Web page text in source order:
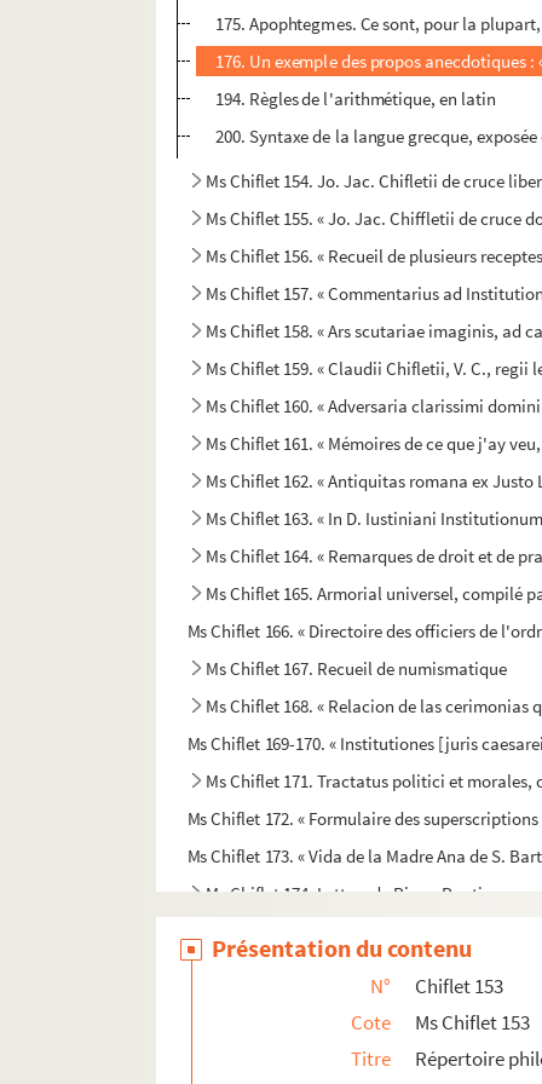
175. Apophtegmes. Ce sont, pour la
176. Un exemple des propos anecdotiques
194. Règles de l'arithmétique, en latin
200. Syntaxe de la langue grecque,
Ms Chiflet 154. Jo. Jac. Chifletii de cruce
Ms Chiflet 155. « Jo. Jac. Chiffletii de cruce
Ms Chiflet 156. « Recueil de plusieurs
Ms Chiflet 157. « Commentarius ad
Ms Chiflet 158. « Ars scutariae imaginis, ad
Ms Chiflet 159. « Claudii Chifletii, V. C.,
Ms Chiflet 160. « Adversaria clarissimi
Ms Chiflet 161. « Mémoires de ce que j'ay
Ms Chiflet 162. « Antiquitas romana ex
Ms Chiflet 163. « In D. Iustiniani
Ms Chiflet 164. « Remarques de droit et de
Ms Chiflet 165. Armorial universel, compilé
Ms Chiflet 166. « Directoire des officiers de
Ms Chiflet 167. Recueil de numismatique
Ms Chiflet 168. « Relacion de las
Ms Chiflet 169-170. « Institutiones [juris
Ms Chiflet 171. Tractatus politici et
Ms Chiflet 172. « Formulaire des
Ms Chiflet 173. « Vida de la Madre Ana de S.
Ms Chiflet 174. Lettres de Pierre Poutier au
Présentation du contenu
N°
Chiflet 153
Cote
Ms Chiflet 153
Titre
Répertoire